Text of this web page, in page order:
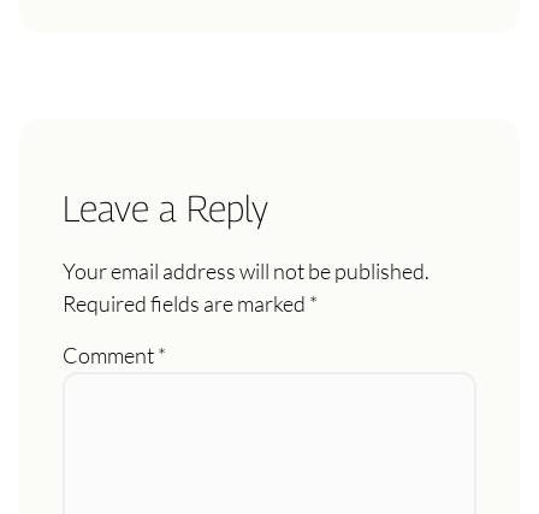
Leave a Reply
Your email address will not be published.
Required fields are marked *
Comment*